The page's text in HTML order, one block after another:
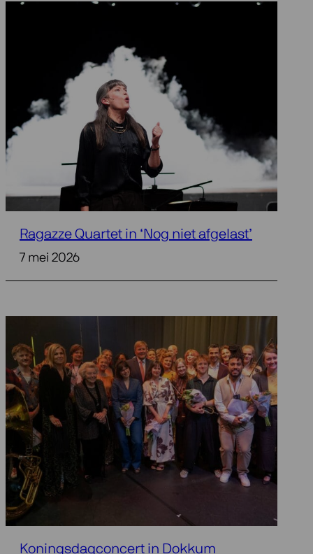
Ragazze Quartet in ‘Nog niet afgelast’
7 mei 2026
Koningsdagconcert in Dokkum